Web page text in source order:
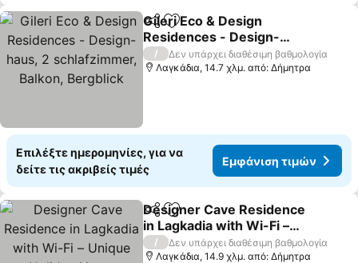
Κοινοποίηση
Προσθήκη στα αγαπημένα
Gileri Eco & Design
Residences - Design-
haus, 2 schlafzimmer,
Balkon, Bergblick
Εμφάνιση τιμών
/
Δεν υπάρχει διαθέσιμη βαθμολογία
Λαγκάδια, 14.7 χλμ. από: Δήμητρα
Επιλέξτε ημερομηνίες, για να
δείτε τις ακριβείς τιμές
Εμφάνιση τιμών
Κοινοποίηση
Προσθήκη στα αγαπημένα
Designer Cave Residence
in Lagkadia with Wi-Fi –
Unique Holiday Home
Εμφάνιση τιμών
/
Δεν υπάρχει διαθέσιμη βαθμολογία
Λαγκάδια, 14.9 χλμ. από: Δήμητρα